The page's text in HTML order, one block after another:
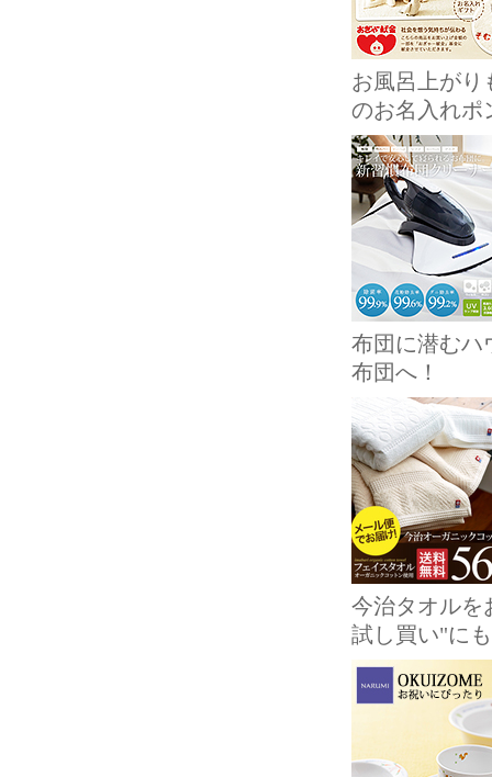
お風呂上がり
のお名入れポ
布団に潜むハ
布団へ！
今治タオルを
試し買い"に